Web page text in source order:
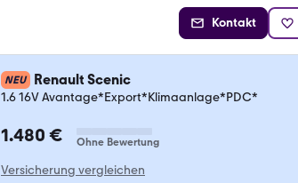
Kontakt
NEU Renault Scenic
1.6 16V Avantage*Export*Klimaanlage*PDC*
1.480 € Ohne Bewertung
Versicherung vergleichen